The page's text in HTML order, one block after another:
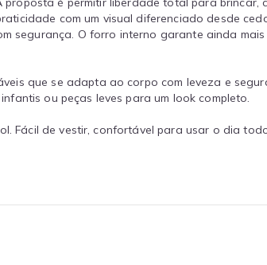
com um visual diferenciado desde
segurança. O forro interno garante ainda
que se adapta ao corpo com leveza e
ou peças leves para um look completo.
Fácil de vestir, confortável para usar o dia